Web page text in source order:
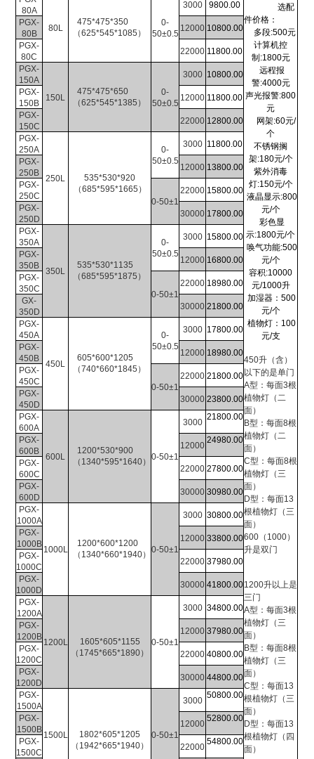
80A
80L
475*475*350
（625*545*1085）
0-
50±0.5
3000 9800.00
选配
件价格：
多段:500元
计算机控
制 :1800元
远程报
警:4000元
声光报警:800
元
网架:60元/
个
不锈钢搁
架:180元/个
紫外消毒
灯:150元/个
液晶显示:800
元/个
彩色显
示:1800元/个
唤气功能:500
元/个
容积:10000
元/1000升
加湿器：500
元/个
植物灯： 100
元/支
450升（含）
以下的是单门
A型：每面3根
植物灯（二
面）
B型：每面8根
植物灯（二
面）
C型：每面8根
植物灯（三
面）
D型：每面13
根植物灯（三
面）
600 （ 1000）
升是双门
1200升以上是
三门
A型：每面3根
植物灯（三
面）
B型：每面8根
植物灯（三
面）
C型：每面13
根植物灯（三
面）
D型：每面13
根植物灯（四
面）
PGX-
80B
12000 10800.00
PGX-
80C
22000 11800.00
PGX-
150A
150L
475*475*650
（625*545*1385）
0-
50±0.5
3000 10800.00
PGX-
150B
12000 11800.00
PGX-
150C
22000 12800.00
PGX-
250A
250L
535*530*920
（685*595*1665）
0-
50±0.5
3000 11800.00
PGX-
250B
12000 13800.00
PGX-
250C
0-50±1
22000 15800.00
PGX-
250D
30000 17800.00
PGX-
350A
350L
535*530*1135
（685*595*1875）
0-
50±0.5
3000 15800.00
PGX-
350B
12000 16800.00
PGX-
350C
0-50±1
22000 18980.00
GX-
350D
30000 21800.00
PGX-
450A
450L
605*600*1205
（740*660*1845）
0-
50±0.5
3000 17800.00
PGX-
450B
12000 18980.00
PGX-
450C
0-50±1
22000 21800.00
PGX-
450D
30000 23800.00
PGX-
600A
600L
1200*530*900
（1340*595*1640） 0-50±1
3000
21800.00
PGX-
600B
12000
24980.00
PGX-
600C
22000 27800.00
PGX-
600D
30000 30980.00
PGX-
1000A
1000L
1200*600*1200
（1340*660*1940） 0-50±1
3000 30800.00
PGX-
1000B
12000 33800.00
PGX-
1000C
22000 37980.00
PGX-
1000D
30000 41800.00
PGX-
1200A
1200L
1605*605*1155
（1745*665*1890）
0-50±1
3000 34800.00
PGX-
1200B
12000 37980.00
PGX-
1200C
22000 40800.00
PGX-
1200D
30000 44800.00
PGX-
1500A
1500L
1802*605*1205
（1942*665*1940）
0-50±1
3000
50800.00
PGX-
1500B
12000
52800.00
PGX-
1500C
22000
54800.00